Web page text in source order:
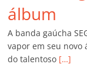
álbum
A banda gaúcha
vapor em seu
do talentoso […]